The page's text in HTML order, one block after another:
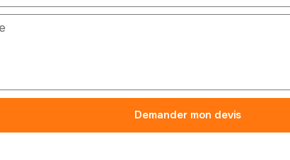
Demander mon devis